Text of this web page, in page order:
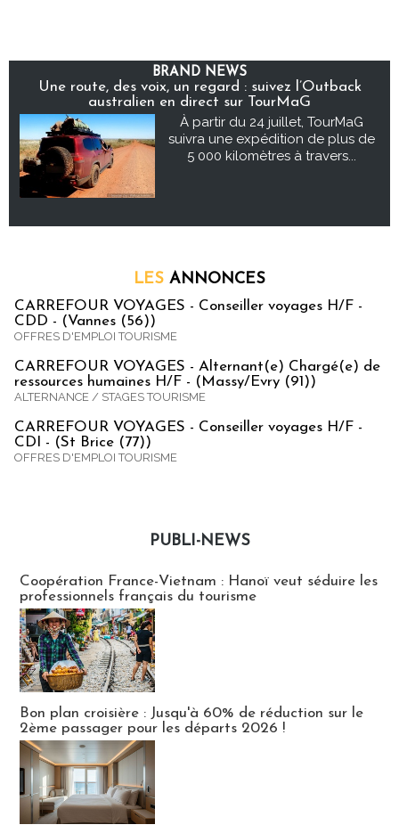
BRAND NEWS
Une route, des voix, un regard : suivez l’Outback
australien en direct sur TourMaG
À partir du 24 juillet, TourMaG
suivra une expédition de plus de
5 000 kilomètres à travers...
LES ANNONCES
CARREFOUR VOYAGES - Conseiller voyages H/F -
CDD - (Vannes (56))
OFFRES D'EMPLOI TOURISME
CARREFOUR VOYAGES - Alternant(e) Chargé(e) de
ressources humaines H/F - (Massy/Evry (91))
ALTERNANCE / STAGES TOURISME
CARREFOUR VOYAGES - Conseiller voyages H/F -
CDI - (St Brice (77))
OFFRES D'EMPLOI TOURISME
PUBLI-NEWS
Coopération France-Vietnam : Hanoï veut séduire les
professionnels français du tourisme
Bon plan croisière : Jusqu'à 60% de réduction sur le
2ème passager pour les départs 2026 !